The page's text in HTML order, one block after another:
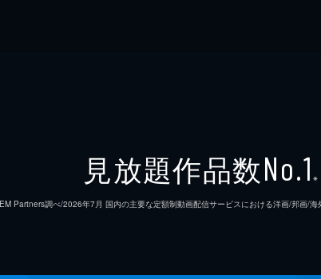
見放題作品数No.1 ※
Partners調べ/2026年7⽉ 国内の主要な定額制動画配信サービスにおける洋画/邦画/